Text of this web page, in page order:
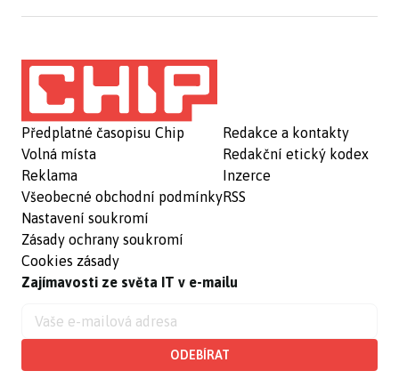
Předplatné časopisu Chip
Volná místa
Reklama
Všeobecné obchodní podmínky
Nastavení soukromí
Zásady ochrany soukromí
Cookies zásady
Redakce a kontakty
Redakční etický kodex
Inzerce
RSS
Zajímavosti ze světa IT v e-mailu
ODEBÍRAT